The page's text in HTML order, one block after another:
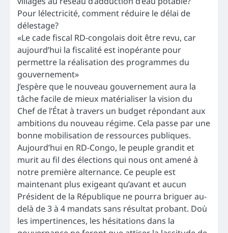
Pour lélectricité, comment réduire le délai de
délestage?
«Le cade fiscal RD-congolais doit être revu, car
aujourd’hui la fiscalité est inopérante pour
permettre la réalisation des programmes du
gouvernement»
J’espère que le nouveau gouvernement aura la
tâche facile de mieux matérialiser la vision du
Chef de l’État à travers un budget répondant aux
ambitions du nouveau régime. Cela passe par une
bonne mobilisation de ressources publiques.
Aujourd’hui en RD-Congo, le peuple grandit et
murit au fil des élections qui nous ont amené à
notre première alternance. Ce peuple est
maintenant plus exigeant qu’avant et aucun
Président de la République ne pourra briguer au-
delà de 3 à 4 mandats sans résultat probant. Doù
les impertinences, les hésitations dans la